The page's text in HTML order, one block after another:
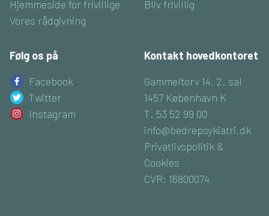
Hjemmeside for frivillige
Vores rådgivning
Bliv frivillig
Følg os på
Facebook
Twitter
Instagram
Kontakt hovedkontoret
Gammeltorv 14, 2. sal
1457 København K
T. 53 52 99 00
info@bedrepsykiatri.dk
Privatlivspolitik &
Cookies
CVR: 16800074